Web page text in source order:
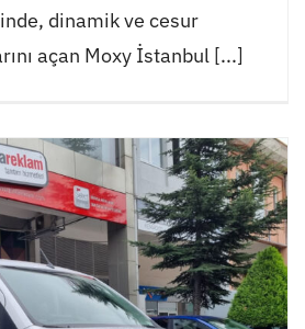
dinamik ve cesur
açan Moxy İstanbul [...]